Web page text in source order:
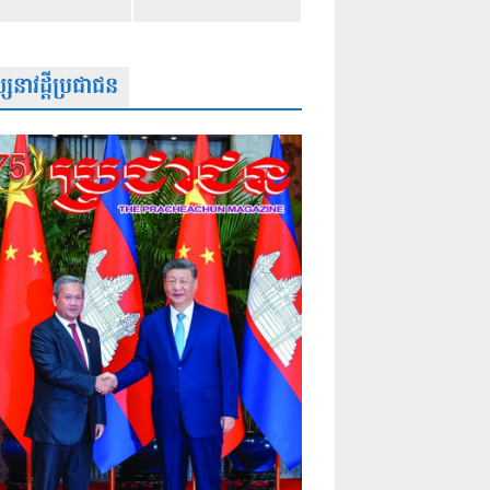
ាវដ្តីប្រជាជន